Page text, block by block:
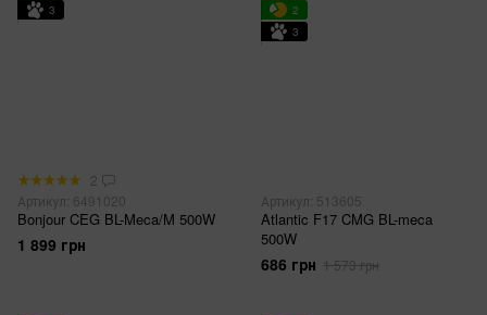
3
2
Артикул: 6491020
Bonjour CEG BL-Meca/M 500W
1 899 грн
2
3
Артикул: 513605
Atlantic F17 CMG BL-meca
500W
686 грн 1 573 грн